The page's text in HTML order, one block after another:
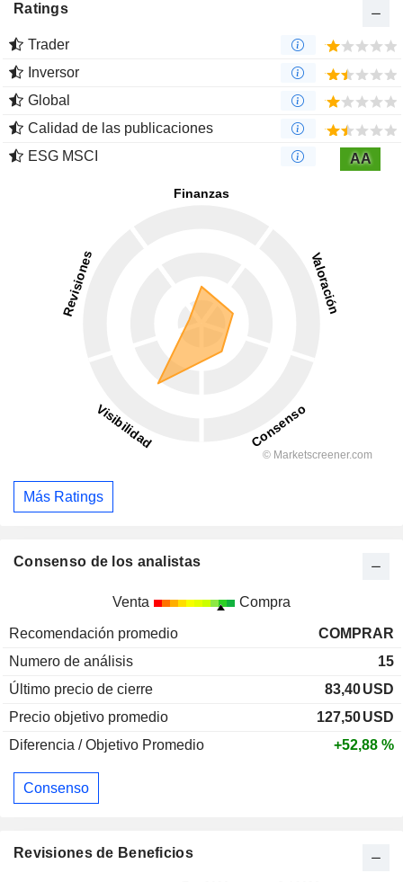
Ratings
Trader
Inversor
Global
Calidad de las publicaciones
ESG MSCI
AA
Más Ratings
Consenso de los analistas
Venta Compra
Recomendación promedio
COMPRAR
Numero de análisis
15
Último precio de cierre
83,40USD
Precio objetivo promedio
127,50USD
Diferencia / Objetivo Promedio
+52,88 %
Consenso
Revisiones de Beneficios